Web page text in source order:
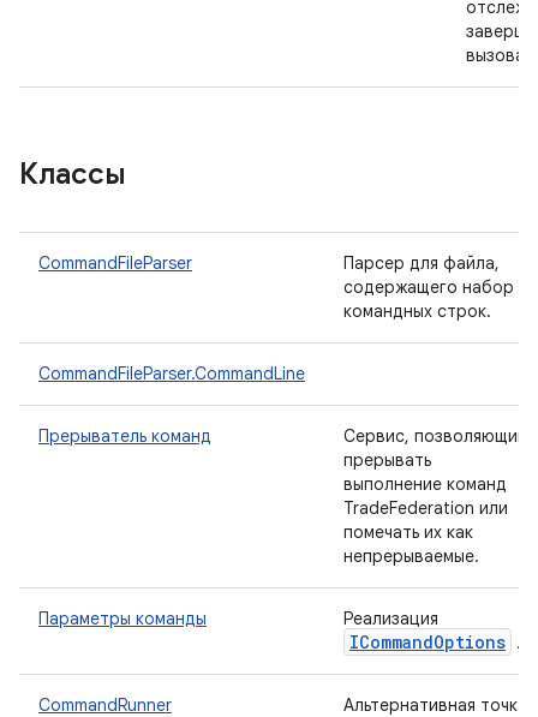
вызова.
Классы
CommandFileParser
Парсер для файла,
содержащего набор
командных строк.
CommandFileParser.CommandLine
Прерыватель команд
Сервис, позволяющий
прерывать
выполнение команд
TradeFederation или
помечать их как
непрерываемые.
Параметры команды Реализация
ICommandOptions .
CommandRunner
Альтернативная точка